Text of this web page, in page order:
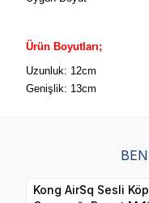
Ürün Boyutları;
Uzunluk: 12cm
Genişlik: 13cm
Kong AirSq Sesli